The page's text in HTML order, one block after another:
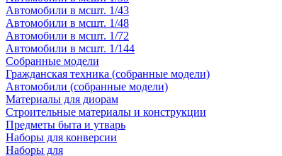
Автомобили в мсшт. 1/43
Автомобили в мсшт. 1/48
Автомобили в мсшт. 1/72
Автомобили в мсшт. 1/144
Собранные модели
Гражданская техника (собранные модели)
Автомобили (собранные модели)
Материалы для диорам
Строительные материалы и конструкции
Предметы быта и утварь
Наборы для конверсии
Наборы для